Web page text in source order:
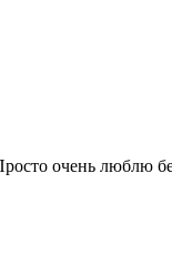
очень люблю